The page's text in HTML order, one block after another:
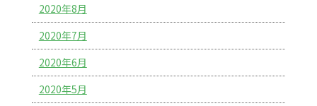
2020年8月
2020年7月
2020年6月
2020年5月